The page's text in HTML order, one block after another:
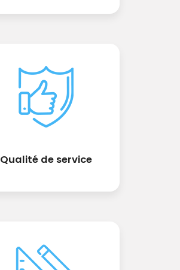
Qualité de service